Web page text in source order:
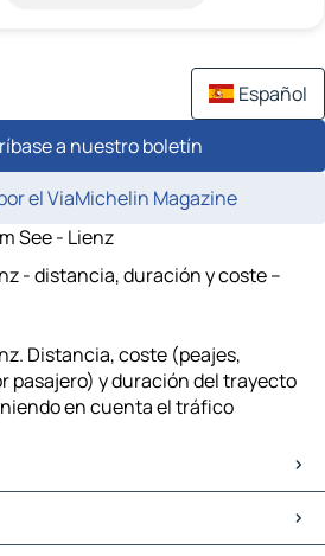
Español
a nuestro boletín
el ViaMichelin Magazine
See - Lienz
- distancia, duración y coste –
Distancia, coste (peajes,
pasajero) y duración del trayecto
en cuenta el tráfico